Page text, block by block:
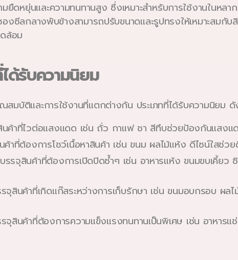
ดหยุ่นและความทนทานสูง ซึ่งเหมาะสำหรับการใช้งานในหลา
งซีลกลางพับข้างสามารถปรับขนาดและรูปทรงให้เหมาะสมกับ
ล้อม
ด้รับความนิยม
สมบัติและการใช้งานที่แตกต่างกัน ประเภทที่ได้รับความนิยม
สินค้าที่ไวต่อแสงแดด เช่น ถั่ว กาแฟ ชา สีทึบช่วยป้องกันแสงแ
ค้าที่ต้องการโชว์เนื้อหาสินค้า เช่น ขนม ผลไม้แห้ง ดีไซน์ใสช่ว
บรรจุสินค้าที่ต้องการเปิดปิดซ้ำๆ เช่น อาหารแห้ง ขนมขบเคี้ยว
รจุสินค้าที่เกิดแก๊สระหว่างการเก็บรักษา เช่น ขนมอบกรอบ ผล
รจุสินค้าที่ต้องการความแข็งแรงทนทานเป็นพิเศษ เช่น อาหาร